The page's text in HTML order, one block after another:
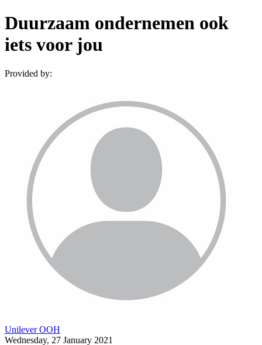
Duurzaam ondernemen ook
iets voor jou
Provided by:
Unilever OOH
Wednesday, 27 January 2021